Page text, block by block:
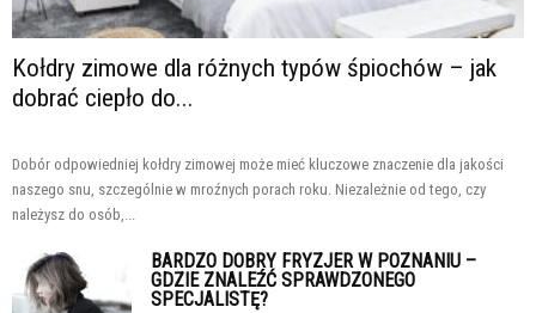
Kołdry zimowe dla różnych typów śpiochów – jak
dobrać ciepło do...
Dobór odpowiedniej kołdry zimowej może mieć kluczowe znaczenie dla jakości
naszego snu, szczególnie w mroźnych porach roku. Niezależnie od tego, czy
należysz do osób,...
BARDZO DOBRY FRYZJER W POZNANIU –
GDZIE ZNALEŹĆ SPRAWDZONEGO
SPECJALISTĘ?